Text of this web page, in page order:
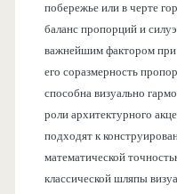
побережье или в черте
баланс пропорций и
важнейшим фактором при
его соразмерность
способна визуально
роли архитектурного
подходят к
математической
классической шляпы